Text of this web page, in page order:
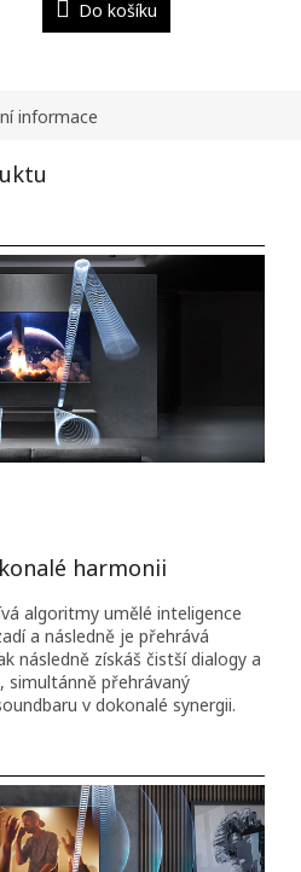
Do košíku
informace
harmonii
algoritmy umělé inteligence
a následně je přehrává
následně získáš čistší dialogy a
simultánně přehrávaný
v dokonalé synergii.